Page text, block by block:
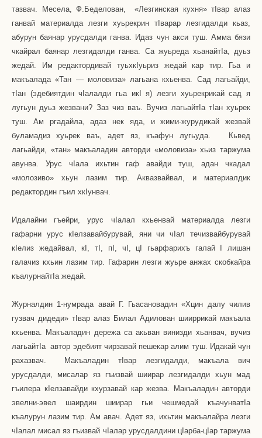
тазвач. Месела, Ф.Беделован,
«Лезгинская кухня» т вар алаз
ганвай материалда лезги хуьрекрин т варар лезгидалди кьаз,
абурун баянар урусдалди ганва. Идаз чун акси туш. Амма бязи
чкайрал баянар лезгидалди ганва. Са жуьреда хьанайтI а, дуьз
жедай. Им редактордивай туьхкI уьриз жедай кар тир. Гьа и
макъалада «Тан — моловиза» лагьана кхьенва. Сад лагьайди,
т ан (эдебиятдин ч Iалалди гьа икI
я) лезги хуьрекрикай сад я
лугьун дуьз жезвани? Заз чиз ваъ. Вучиз лагьайтI а тI ан хуьрек
туш. Ам ргадайла, адаз нек яда, и жими-журудикай жезвай
буламадиз хуьрек ваъ, адет яз, къафун лугьуда.
Кьвед
лагьайди, «тан» макъаладин авторди «моловиза» хьиз таржума
авунва. Урус ч ала ихьтин гаф авайди туш, адан чкадал
«молозиво» хьун лазим тир. Аквазвайвал, и материалдик
редактордин гъил хк унвач.
Идалайни гъейри, урус ч алал кхьенвай материалда лезги
гафарни урус кI елзавайбурувай, яни чи ч Iал течизвайбурувай
к елиз жедайвал, к , т , пI , ч , ц гьарфарихъ галай
лишан
галачиз кхьин лазим тир. Гафарин лезги жуьре анжах скобкайра
къалурнайт а жедай.
Журналдин 1-нумрада авай Г. Гьасановадин «Хцин далу чилив
гузвач дидеди» т вар алаз Билал Адилован шииррикай макъала
кхьенва. Макъаладин дережа са акьван винизди хьанвач, вучиз
лагьайт а автор эдебият чирзавай пешекар алим туш. Идакай чун
рахазвач.
Макъаладин т вар лезгидалди, макъала вич
урусдалди, мисалар яз гъизвай шиирар лезгидалди хьун мад
гъилера кI елзавайди кхурзавай кар жезва. Макъаладин авторди
эвелни-эвел шаирдин шиирар гьи чешмедай къачунват а
къалурун лазим тир. Ам авач. Адет яз, ихьтин макъалайра лезги
ч алал мисал яз гъизвай ч алар урусдалдини цI арба-цI ар таржума